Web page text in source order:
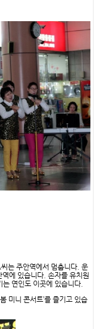
는 주안역에서 멈춥니다. 운
에 있습니다. 손자를 유치원
연인도 이곳에 있습니다.
미니 콘서트’를 즐기고 있습